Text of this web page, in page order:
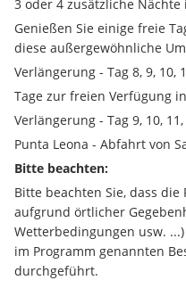
3 oder 4 zusätzliche
Genießen Sie einige freie
diese außergewöhnliche
Verlängerung - Tag 8, 9, 10,
Tage zur freien Verfügung
Verlängerung - Tag 9, 10, 11,
Punta Leona - Abfahrt von
Bitte beachten:
Bitte beachten Sie, dass
aufgrund örtlicher
Wetterbedingungen usw.
im Programm genannten
durchgeführt.